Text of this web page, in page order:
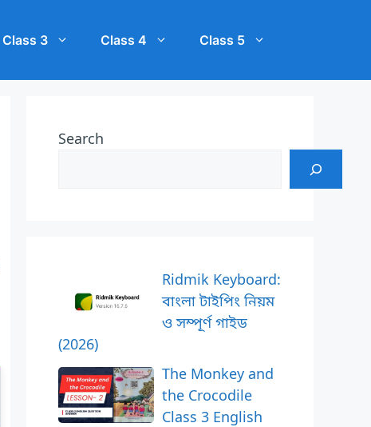
Class 3 Class 4 Class 5
Search
Ridmik Keyboard:
বাংলা টাইপিং নিয়ম
ও সম্পূর্ণ গাইড
(2026)
The Monkey and
the Crocodile
Class 3 English